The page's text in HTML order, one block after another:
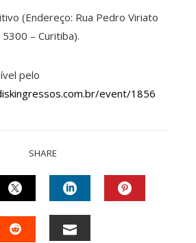
(Endereço: Rua Pedro Viriato
– Curitiba).
pelo
event/1856
SHARE
TWITTERLINKEDIN